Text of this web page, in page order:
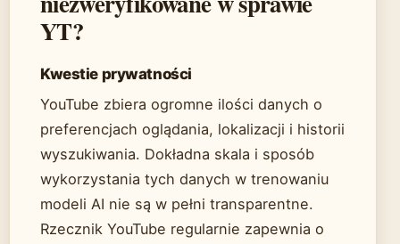
YT?
Kwestie prywatności
YouTube zbiera ogromne ilości danych o
preferencjach oglądania, lokalizacji i historii
wyszukiwania. Dokładna skala i sposób
wykorzystania tych danych w trenowaniu
modeli AI nie są w pełni transparentne.
Rzecznik YouTube regularnie zapewnia o